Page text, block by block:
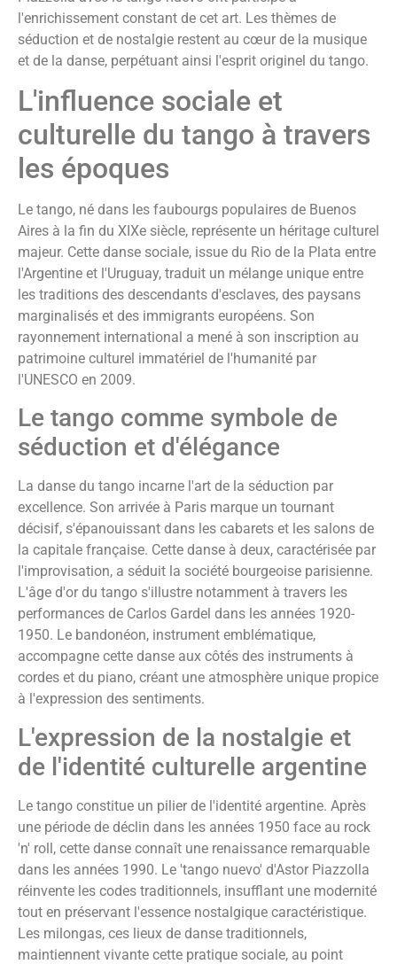
l'enrichissement constant de cet art. Les thèmes de
séduction et de nostalgie restent au cœur de la musique
et de la danse, perpétuant ainsi l'esprit originel du tango.
L'influence sociale et
culturelle du tango à travers
les époques
Le tango, né dans les faubourgs populaires de Buenos
Aires à la fin du XIXe siècle, représente un héritage culturel
majeur. Cette danse sociale, issue du Rio de la Plata entre
l'Argentine et l'Uruguay, traduit un mélange unique entre
les traditions des descendants d'esclaves, des paysans
marginalisés et des immigrants européens. Son
rayonnement international a mené à son inscription au
patrimoine culturel immatériel de l'humanité par
l'UNESCO en 2009.
Le tango comme symbole de
séduction et d'élégance
La danse du tango incarne l'art de la séduction par
excellence. Son arrivée à Paris marque un tournant
décisif, s'épanouissant dans les cabarets et les salons de
la capitale française. Cette danse à deux, caractérisée par
l'improvisation, a séduit la société bourgeoise parisienne.
L'âge d'or du tango s'illustre notamment à travers les
performances de Carlos Gardel dans les années 1920-
1950. Le bandonéon, instrument emblématique,
accompagne cette danse aux côtés des instruments à
cordes et du piano, créant une atmosphère unique propice
à l'expression des sentiments.
L'expression de la nostalgie et
de l'identité culturelle argentine
Le tango constitue un pilier de l'identité argentine. Après
une période de déclin dans les années 1950 face au rock
'n' roll, cette danse connaît une renaissance remarquable
dans les années 1990. Le 'tango nuevo' d'Astor Piazzolla
réinvente les codes traditionnels, insufflant une modernité
tout en préservant l'essence nostalgique caractéristique.
Les milongas, ces lieux de danse traditionnels,
maintiennent vivante cette pratique sociale, au point